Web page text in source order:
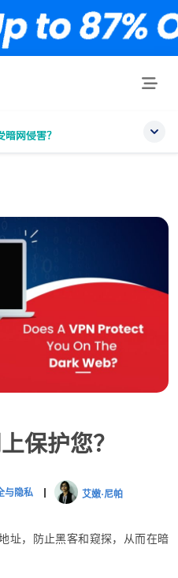
网侵害？
暗网侵害？
保护您？
与隐私 艾嫩·尼帕
址，防止黑客和窥探，从而在暗